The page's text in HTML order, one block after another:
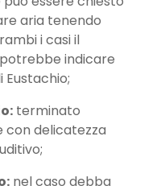
aria tenendo
i casi il
indicare
terminato
con delicatezza
nel caso debba